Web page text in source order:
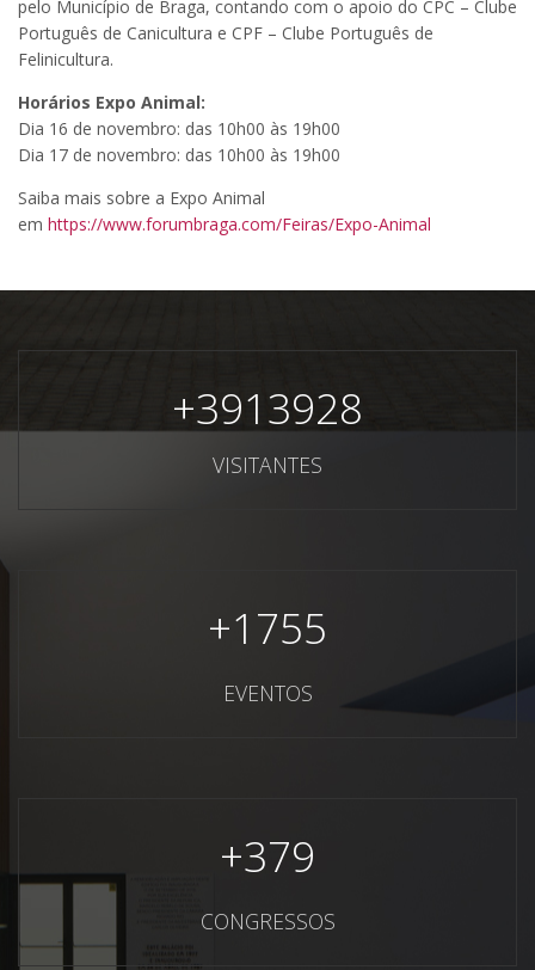
pelo Município de Braga, contando com o apoio do CPC – Clube
Português de Canicultura e CPF – Clube Português de
Felinicultura.
Horários Expo Animal:
Dia 16 de novembro: das 10h00 às 19h00
Dia 17 de novembro: das 10h00 às 19h00
Saiba mais sobre a Expo Animal
em https://www.forumbraga.com/Feiras/Expo-Animal
+3913928
VISITANTES
+1755
EVENTOS
+379
CONGRESSOS